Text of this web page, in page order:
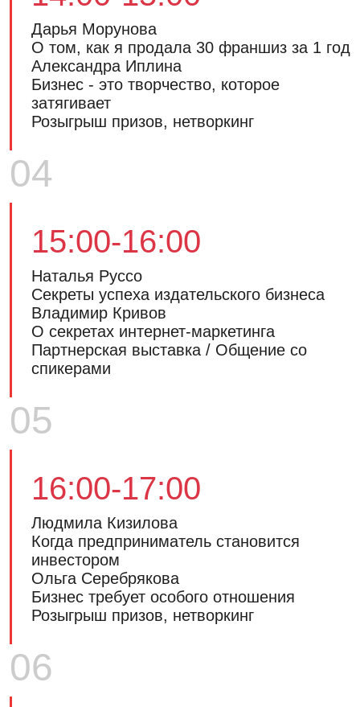
Дарья Морунова
О том, как я продала 30 франшиз за 1 год
Александра Иплина
Бизнес - это творчество, которое
затягивает
Розыгрыш призов, нетворкинг
15:00-16:00
Наталья Руссо
Секреты успеха издательского бизнеса
Владимир Кривов
О секретах интернет-маркетинга
Партнерская выставка / Общение со
спикерами
04
16:00-17:00
Людмила Кизилова
Когда предприниматель становится
инвестором
Ольга Серебрякова
Бизнес требует особого отношения
Розыгрыш призов, нетворкинг
05
06